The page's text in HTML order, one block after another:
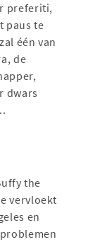
preferiti,
paus te
één van
de
dwars
the
vervloekt
en